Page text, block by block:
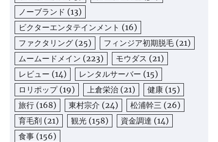
ノーブランド (13)
ビクターエンタテインメント (16)
ファクタリング (25) フィンジア初期脱毛 (21)
ムームードメイン (223) モウダス (21)
レビュー (14) レンタルサーバー (15)
ロリポップ(19) 上倉栄治 (21) 健康 (15)
旅行 (168) 東村宗介 (24) 松浦幹三 (26)
育毛剤 (21) 観光 (158) 資金調達 (14)
食事 (156)